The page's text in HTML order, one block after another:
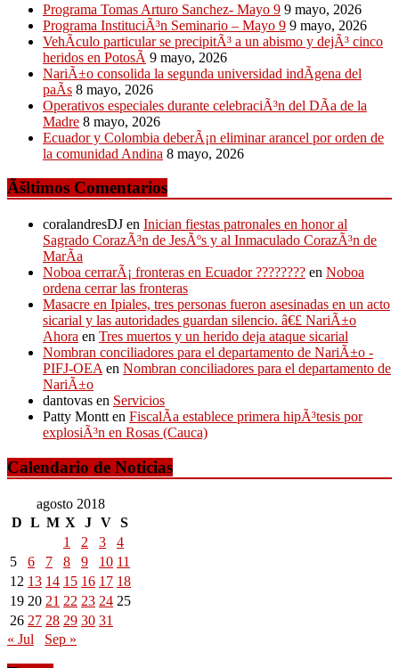
Programa Tomas Arturo Sanchez- Mayo 9 9 mayo, 2026
Programa InstituciÃ³n Seminario – Mayo 9 9 mayo, 2026
VehÃ­culo particular se precipitÃ³ a un abismo y dejÃ³ cinco
heridos en PotosÃ­ 9 mayo, 2026
NariÃ±o consolida la segunda universidad indÃ­gena del
paÃ­s 8 mayo, 2026
Operativos especiales durante celebraciÃ³n del DÃ­a de la
Madre 8 mayo, 2026
Ecuador y Colombia deberÃ¡n eliminar arancel por orden de
la comunidad Andina 8 mayo, 2026
Ãšltimos Comentarios
coralandresDJ en Inician fiestas patronales en honor al
Sagrado CorazÃ³n de JesÃºs y al Inmaculado CorazÃ³n de
MarÃ­a
Noboa cerrarÃ¡ fronteras en Ecuador ???????? en Noboa
ordena cerrar las fronteras
Masacre en Ipiales, tres personas fueron asesinadas en un acto
sicarial y las autoridades guardan silencio. â€£ NariÃ±o
Ahora en Tres muertos y un herido deja ataque sicarial
Nombran conciliadores para el departamento de NariÃ±o -
PIFJ-OEA en Nombran conciliadores para el departamento de
NariÃ±o
dantovas en Servicios
Patty Montt en FiscalÃ­a establece primera hipÃ³tesis por
explosiÃ³n en Rosas (Cauca)
Calendario de Noticias
agosto 2018
D L M X J V S
1
2 3
4
5
6 7 8 9 10 11
12 13 14 15 16 17 18
19 20 21 22 23 24 25
26 27 28 29 30 31
« Jul
Sep »